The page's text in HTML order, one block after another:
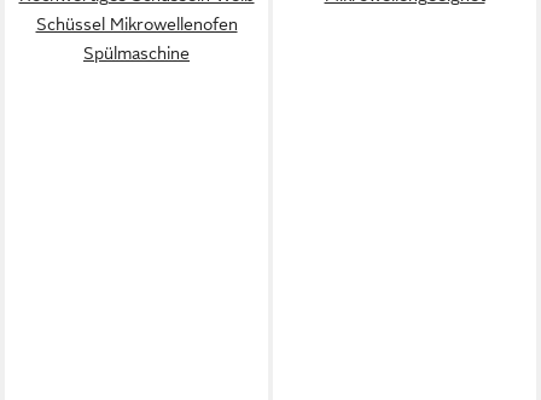
Schüssel Mikrowellenofen
Spülmaschine